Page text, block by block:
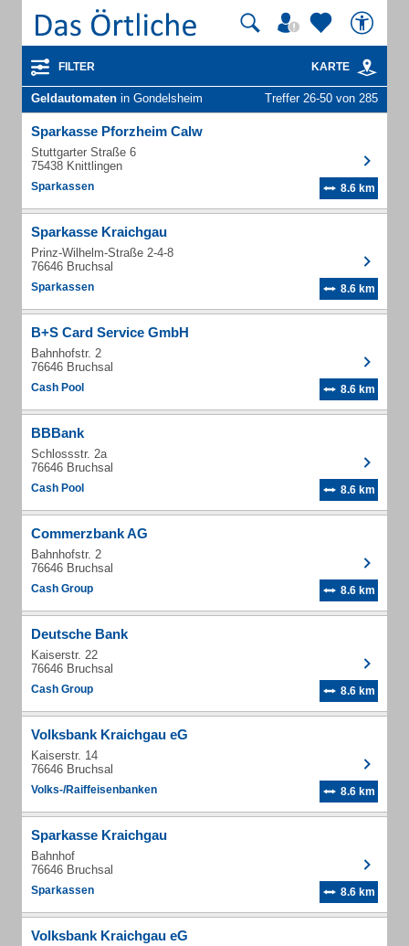
FILTER KARTE
Geldautomaten in Gondelsheim Treffer 26-50 von 285
Sparkasse Pforzheim Calw
Stuttgarter Straße 6
75438 Knittlingen
Sparkassen 8.6 km
Sparkasse Kraichgau
Prinz-Wilhelm-Straße 2-4-8
76646 Bruchsal
Sparkassen 8.6 km
B+S Card Service GmbH
Bahnhofstr. 2
76646 Bruchsal
Cash Pool 8.6 km
BBBank
Schlossstr. 2a
76646 Bruchsal
Cash Pool 8.6 km
Commerzbank AG
Bahnhofstr. 2
76646 Bruchsal
Cash Group 8.6 km
Deutsche Bank
Kaiserstr. 22
76646 Bruchsal
Cash Group 8.6 km
Volksbank Kraichgau eG
Kaiserstr. 14
76646 Bruchsal
Volks-/Raiffeisenbanken 8.6 km
Sparkasse Kraichgau
Bahnhof
76646 Bruchsal
Sparkassen 8.6 km
Volksbank Kraichgau eG